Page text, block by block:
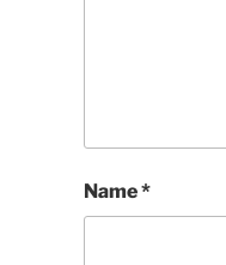
Name*